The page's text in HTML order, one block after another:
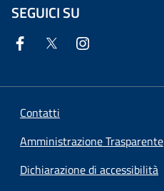
SEGUICI SU
Contatti
Amministrazione Trasparente
Dichiarazione di accessibilità